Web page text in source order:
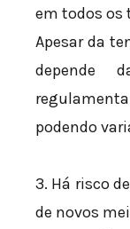
em todos os
Apesar da
depende
podendo
3. Há risco
de novos